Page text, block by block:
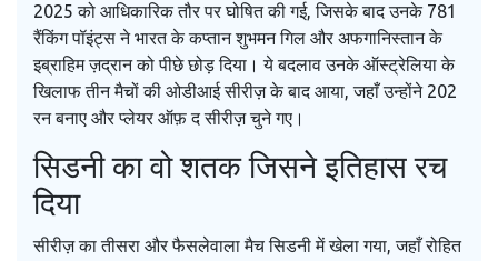
2025 को आधिकारिक तौर पर घोषित की गई, जिसके बाद उनके 781
रैंकिंग पॉइंट्स ने भारत के कप्तानशुभमन गिल और अफगानिस्तान के
इब्राहिम ज़द्रानको पीछे छोड़ दिया। ये बदलाव उनके ऑस्ट्रेलिया के
खिलाफ तीन मैचों की ओडीआई सीरीज़ के बाद आया, जहाँ उन्होंने 202
रन बनाए और प्लेयर ऑफ़ द सीरीज़ चुने गए।
सिडनी का वो शतक जिसने इतिहास रच
दिया
सीरीज़ का तीसरा और फैसलेवाला मैच सिडनी में खेला गया, जहाँ रोहित